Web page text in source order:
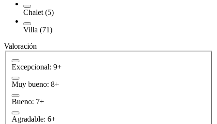
Chalet (5)
Villa (71)
Valoración
Excepcional: 9+
Muy bueno: 8+
Bueno: 7+
Agradable: 6+